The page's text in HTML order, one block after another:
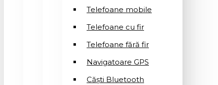
Telefoane mobile
Telefoane cu fir
Telefoane fără fir
Navigatoare GPS
Căști Bluetooth